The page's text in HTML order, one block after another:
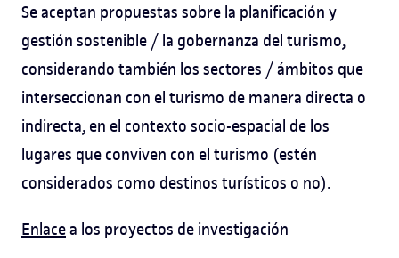
Se aceptan propuestas sobre la planificación y
gestión sostenible / la gobernanza del turismo,
considerando también los sectores / ámbitos que
interseccionan con el turismo de manera directa o
indirecta, en el contexto socio-espacial de los
lugares que conviven con el turismo (estén
considerados como destinos turísticos o no).
Enlacea los proyectos de investigación